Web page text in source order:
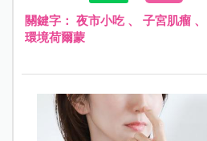
關鍵字： 夜市小吃、 子宮肌瘤、
環境荷爾蒙